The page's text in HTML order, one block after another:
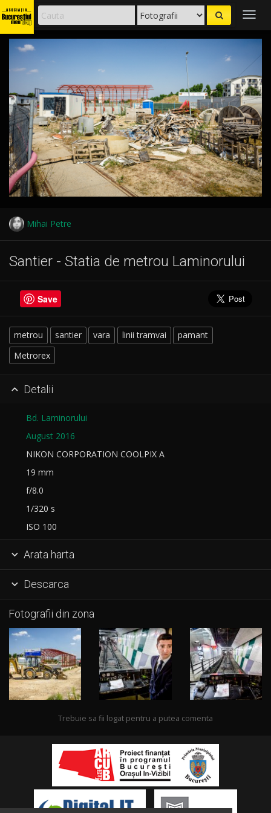
Mihai Petre
Santier - Statia de metrou Laminorului
Save
metrou santier vara linii tramvai
pamant
Metrorex
 Detalii
Bd. Laminorului
August 2016
NIKON CORPORATION COOLPIX A
19 mm
f/8.0
1/320 s
ISO 100
 Arata harta
 Descarca
Fotografii din zona
Trebuie sa fii logat pentru a putea comenta